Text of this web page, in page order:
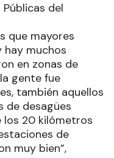
del
que mayores
hay muchos
en zonas de
gente fue
también aquellos
de desagües
los 20 kilómetros
de
muy bien”,